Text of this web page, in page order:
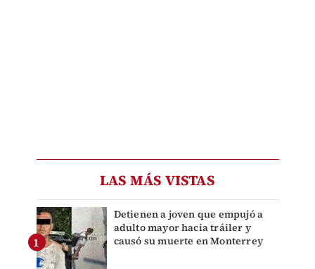
LAS MÁS VISTAS
Detienen a joven que empujó a
adulto mayor hacia tráiler y
causó su muerte en Monterrey